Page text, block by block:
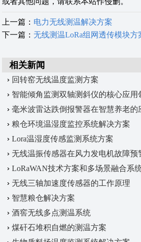
上一篇： 电力无线测温解决方案
下一篇：无线测温LoRa组网透传模块方
相关新闻
回转窑无线温度监测方案
智能倾角监测双轴测斜仪的核心应用
毫米波雷达跌倒报警器在智慧养老的
粮仓环境温湿度监控系统解决方案
Lora温湿度传感监测系统方案
无线温振传感器在风力发电机故障预
LoRaWAN技术方案‌和‌多场景融合系
无线三轴加速度传感器的工作原理
智慧粮仓解决方案
酒窖无线多点测温系统
煤矸石堆积自燃的测温方案